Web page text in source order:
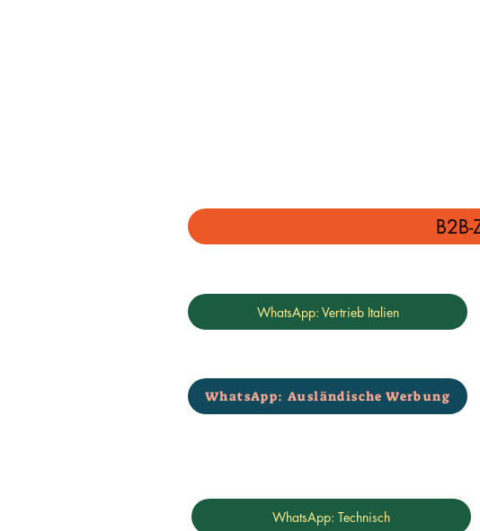
WhatsApp: Vertrieb Italien
WhatsApp: Ausländische Werbung
WhatsApp: Technisch